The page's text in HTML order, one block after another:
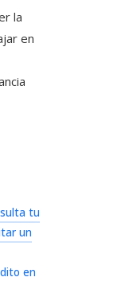
la
en
tu
un
en